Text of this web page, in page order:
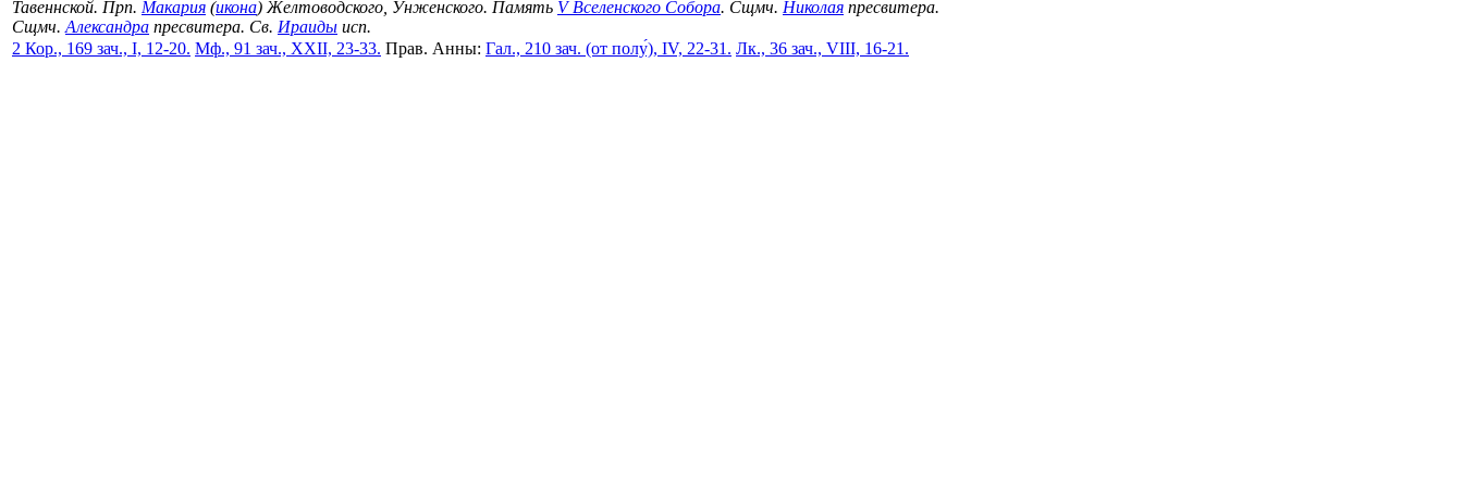
Тавеннской. Прп. Макария (икона) Желтоводского, Унженского. Память V Вселенского Собора. Сщмч. Николая пресвитера.
Сщмч. Александра пресвитера. Св. Ираиды исп.
2 Кор., 169 зач., I, 12-20. Мф., 91 зач., XXII, 23-33. Прав. Анны: Гал., 210 зач. (от полу́), IV, 22-31. Лк., 36 зач., VIII, 16-21.